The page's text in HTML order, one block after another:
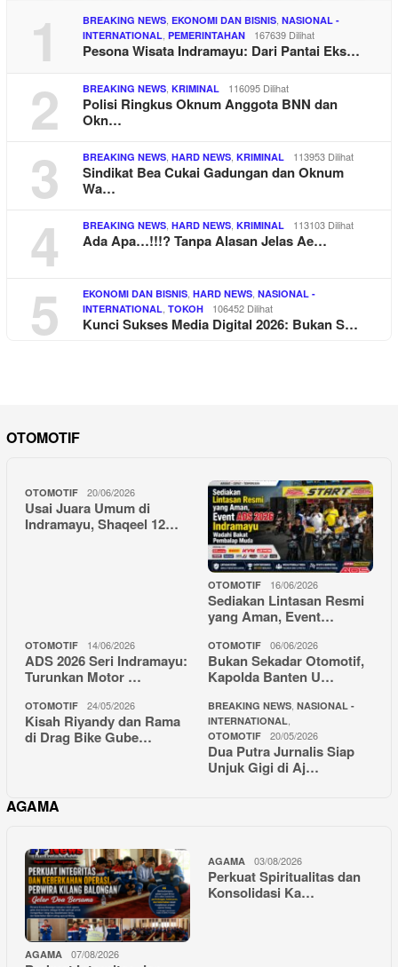
1 BREAKING NEWS, EKONOMI DAN BISNIS, NASIONAL -
INTERNATIONAL, PEMERINTAHAN 167639 Dilihat
Pesona Wisata Indramayu: Dari Pantai Eks…
2 BREAKING NEWS, KRIMINAL 116095 Dilihat
Polisi Ringkus Oknum Anggota BNN dan
Okn…
3 BREAKING NEWS, HARD NEWS, KRIMINAL 113953 Dilihat
Sindikat Bea Cukai Gadungan dan Oknum
Wa…
4 BREAKING NEWS, HARD NEWS, KRIMINAL 113103 Dilihat
Ada Apa…!!!? Tanpa Alasan Jelas Ae…
5 EKONOMI DAN BISNIS, HARD NEWS, NASIONAL -
INTERNATIONAL, TOKOH 106452 Dilihat
Kunci Sukses Media Digital 2026: Bukan S…
OTOMOTIF
OTOMOTIF 20/06/2026
Usai Juara Umum di
Indramayu, Shaqeel 12…
OTOMOTIF 16/06/2026
Sediakan Lintasan Resmi
yang Aman, Event…
OTOMOTIF 14/06/2026
ADS 2026 Seri Indramayu:
Turunkan Motor …
OTOMOTIF 06/06/2026
Bukan Sekadar Otomotif,
Kapolda Banten U…
OTOMOTIF 24/05/2026
Kisah Riyandy dan Rama
di Drag Bike Gube…
BREAKING NEWS, NASIONAL -
INTERNATIONAL,
OTOMOTIF 20/05/2026
Dua Putra Jurnalis Siap
Unjuk Gigi di Aj…
AGAMA
AGAMA 07/08/2026
AGAMA 03/08/2026
Perkuat Spiritualitas dan
Konsolidasi Ka…